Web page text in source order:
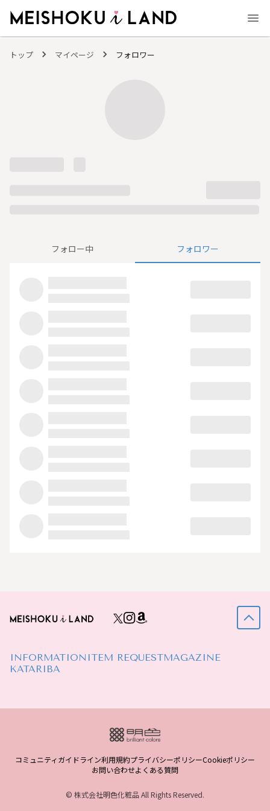
トップ マイページ フォロワー
フォロー中 フォロワー
INFORMATION ITEM REQUESTMAGAZINE
KATARIBA
コミュニティガイドライン利用規約プライバシーポリシーCookieポリシー
お問い合わせよくある質問
© 株式会社明色化粧品 All Rights Reserved.